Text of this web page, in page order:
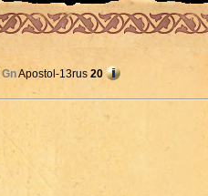
GnApostol-13rus 20